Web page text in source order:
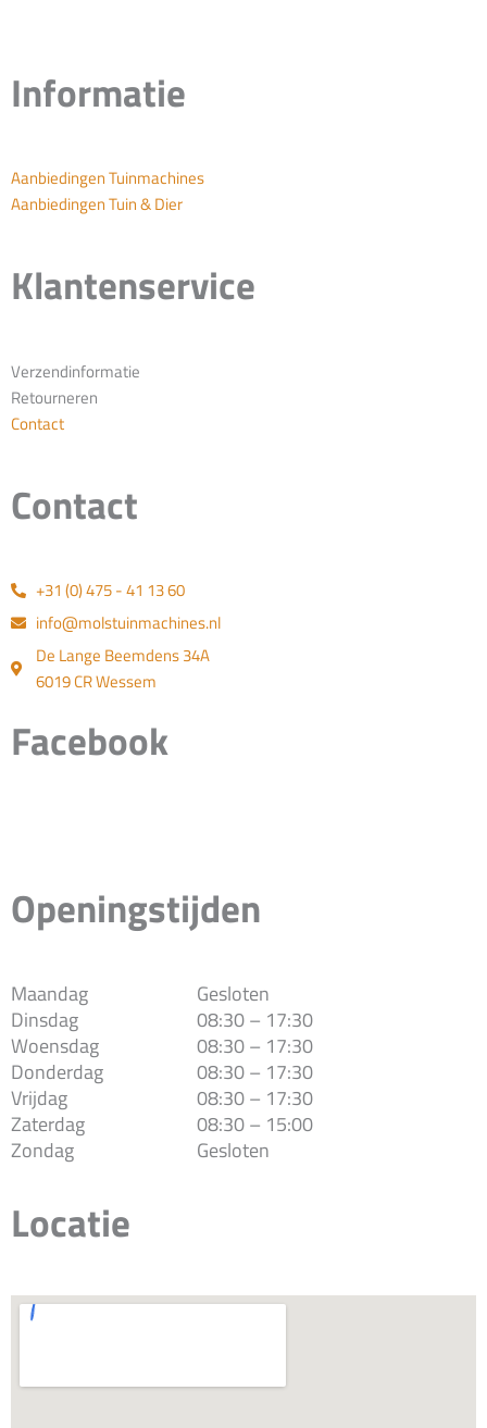
Informatie
Aanbiedingen Tuinmachines
Aanbiedingen Tuin & Dier
Klantenservice
Verzendinformatie
Retourneren
Contact
Contact
+31 (0) 475 - 41 13 60
info@molstuinmachines.nl
De Lange Beemdens 34A
6019 CR Wessem
Facebook
Openingstijden
Maandag
Dinsdag
Woensdag
Donderdag
Vrijdag
Zaterdag
Zondag
Gesloten
08:30 – 17:30
08:30 – 17:30
08:30 – 17:30
08:30 – 17:30
08:30 – 15:00
Gesloten
Locatie